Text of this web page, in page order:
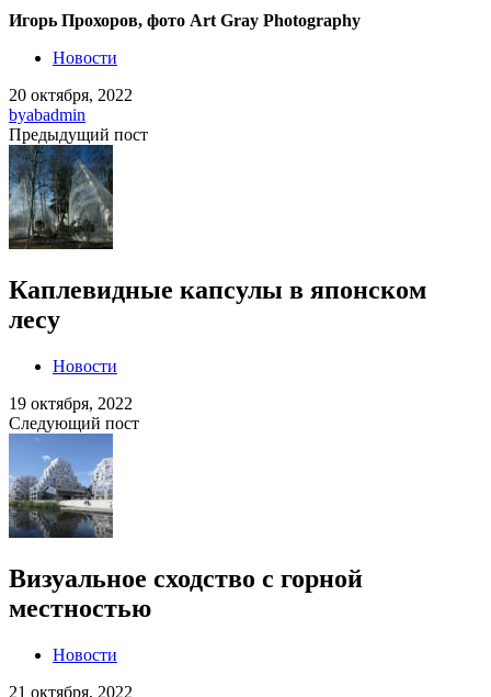
Игорь Прохоров, фото Art Gray Photography
Новости
20 октября, 2022
byabadmin
Предыдущий пост
Каплевидные капсулы в японском
лесу
Новости
19 октября, 2022
Следующий пост
Визуальное сходство с горной
местностью
Новости
21 октября, 2022